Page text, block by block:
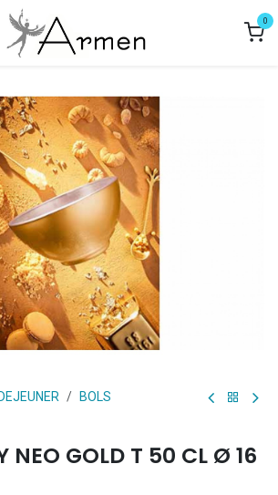
0
BOLS
NEO GOLD T 50 CL Ø 16